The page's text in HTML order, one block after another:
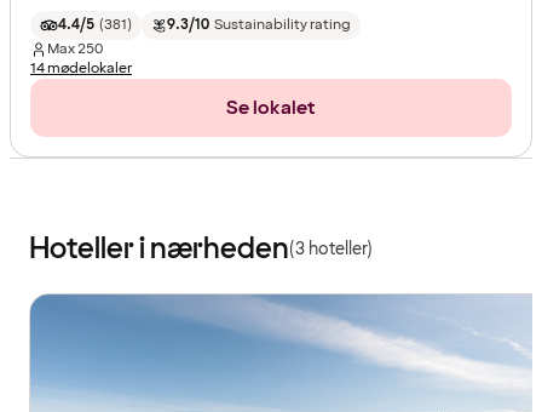
4.4/5 (381) 9.3/10 Sustainability rating
Max250
14 mødelokaler
Se lokalet
Hoteller i nærheden(3 hoteller)